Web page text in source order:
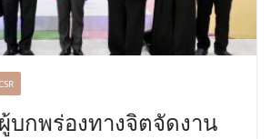
บกพร่องทางจิตจัดงาน